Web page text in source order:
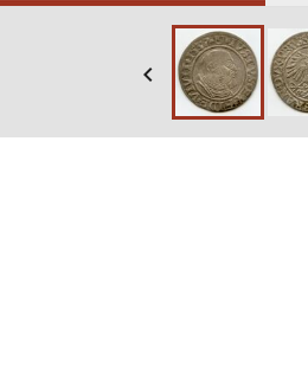
keyboard_arrow_left